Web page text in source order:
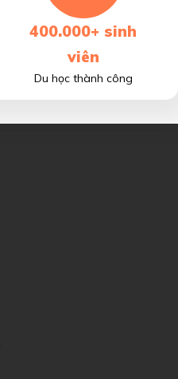
400.000+ sinh
viên
Du học thành công